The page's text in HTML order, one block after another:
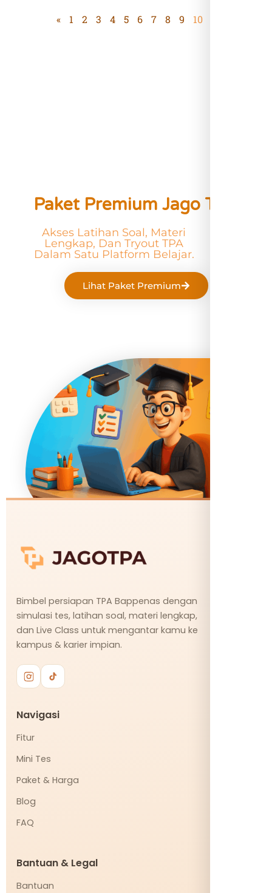
« 1 2 3 4 5 6 7 8 9 10
Paket Premium Jago TPA
Akses Latihan Soal, Materi
Lengkap, Dan Tryout TPA
Dalam Satu Platform Belajar.
Lihat Paket Premium
Bimbel persiapan TPA Bappenas dengan
simulasi tes, latihan soal, materi lengkap,
dan Live Class untuk mengantar kamu ke
kampus & karier impian.
Navigasi
Fitur
Mini Tes
Paket & Harga
Blog
FAQ
Bantuan & Legal
Bantuan